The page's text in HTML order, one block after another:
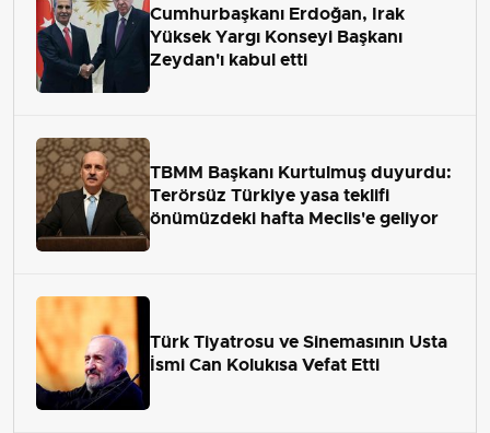
Cumhurbaşkanı Erdoğan, Irak
Yüksek Yargı Konseyi Başkanı
Zeydan'ı kabul etti
TBMM Başkanı Kurtulmuş duyurdu:
Terörsüz Türkiye yasa teklifi
önümüzdeki hafta Meclis'e geliyor
Türk Tiyatrosu ve Sinemasının Usta
İsmi Can Kolukısa Vefat Etti